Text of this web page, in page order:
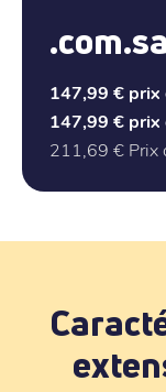
.com.sa
147,99 € prix
147,99 € prix
211,69 € Prix